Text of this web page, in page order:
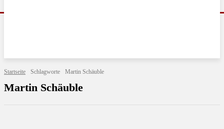
Startseite Schlagworte Martin Schäuble
Martin Schäuble